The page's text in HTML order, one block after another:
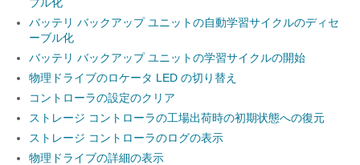
バッテリ バックアップ ユニットの自動学習サイクルのディセ
ーブル化
バッテリ バックアップ ユニットの学習サイクルの開始
物理ドライブのロケータ LED の切り替え
コントローラの設定のクリア
ストレージ コントローラの工場出荷時の初期状態への復元
ストレージ コントローラのログの表示
物理ドライブの詳細の表示